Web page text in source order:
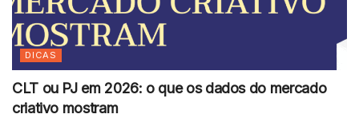
DICAS
CLT ou PJ em 2026: o que os dados do mercado
criativo mostram